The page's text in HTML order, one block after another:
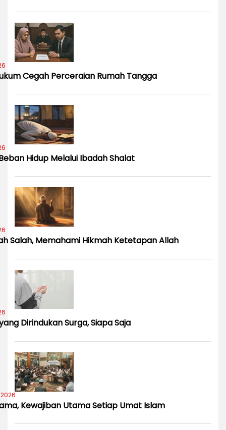
Cegah Perceraian Rumah Tangga
Hidup Melalui Ibadah Shalat
Salah, Memahami Hikmah Ketetapan Allah
Dirindukan Surga, Siapa Saja
Kewajiban Utama Setiap Umat Islam